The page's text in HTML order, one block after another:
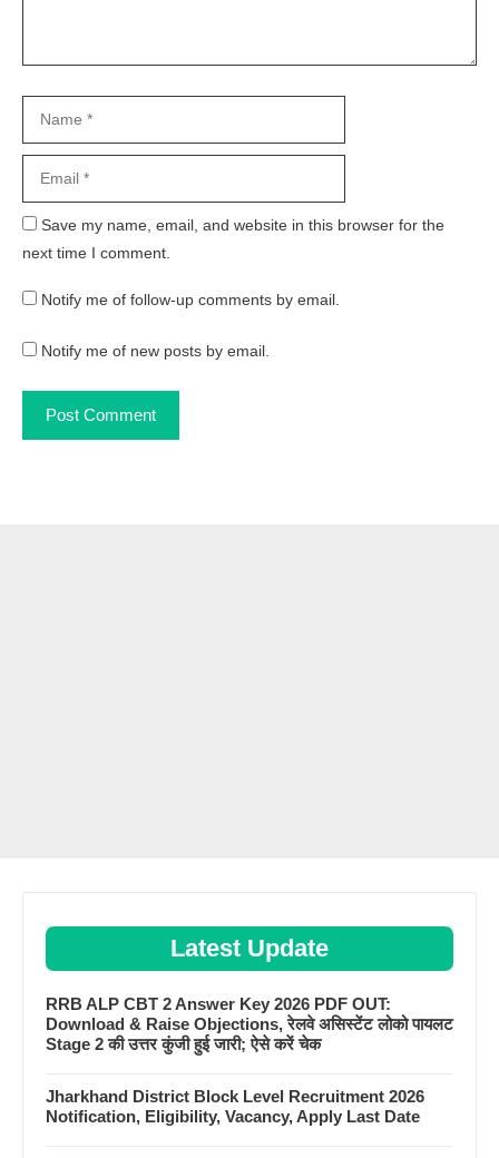
Save my name, email, and website in this browser for the
next time I comment.
Notify me of follow-up comments by email.
Notify me of new posts by email.
Latest Update
RRB ALP CBT 2 Answer Key 2026 PDF OUT:
Download & Raise Objections, रेलवे असिस्टेंट लोको पायलट
Stage 2 की उत्तर कुंजी हुई जारी; ऐसे करें चेक
Jharkhand District Block Level Recruitment 2026
Notification, Eligibility, Vacancy, Apply Last Date